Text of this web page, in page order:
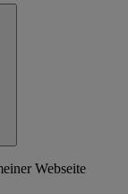
Webseite